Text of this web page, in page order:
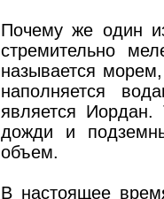
Почему же один
стремительно
называется
наполняется
является
дожди и
объем.
В настоящее